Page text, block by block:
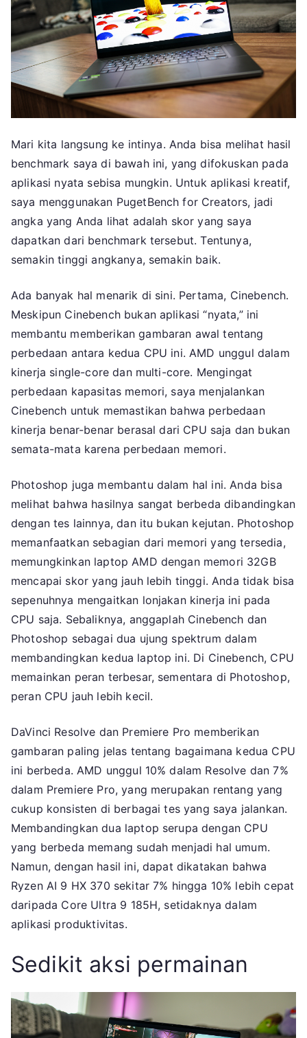
Mari kita langsung ke intinya. Anda bisa melihat hasil
benchmark saya di bawah ini, yang difokuskan pada
aplikasi nyata sebisa mungkin. Untuk aplikasi kreatif,
saya menggunakan PugetBench for Creators, jadi
angka yang Anda lihat adalah skor yang saya
dapatkan dari benchmark tersebut. Tentunya,
semakin tinggi angkanya, semakin baik.
Ada banyak hal menarik di sini. Pertama, Cinebench.
Meskipun Cinebench bukan aplikasi “nyata,” ini
membantu memberikan gambaran awal tentang
perbedaan antara kedua CPU ini. AMD unggul dalam
kinerja single-core dan multi-core. Mengingat
perbedaan kapasitas memori, saya menjalankan
Cinebench untuk memastikan bahwa perbedaan
kinerja benar-benar berasal dari CPU saja dan bukan
semata-mata karena perbedaan memori.
Photoshop juga membantu dalam hal ini. Anda bisa
melihat bahwa hasilnya sangat berbeda dibandingkan
dengan tes lainnya, dan itu bukan kejutan. Photoshop
memanfaatkan sebagian dari memori yang tersedia,
memungkinkan laptop AMD dengan memori 32GB
mencapai skor yang jauh lebih tinggi. Anda tidak bisa
sepenuhnya mengaitkan lonjakan kinerja ini pada
CPU saja. Sebaliknya, anggaplah Cinebench dan
Photoshop sebagai dua ujung spektrum dalam
membandingkan kedua laptop ini. Di Cinebench, CPU
memainkan peran terbesar, sementara di Photoshop,
peran CPU jauh lebih kecil.
DaVinci Resolve dan Premiere Pro memberikan
gambaran paling jelas tentang bagaimana kedua CPU
ini berbeda. AMD unggul 10% dalam Resolve dan 7%
dalam Premiere Pro, yang merupakan rentang yang
cukup konsisten di berbagai tes yang saya jalankan.
Membandingkan dua laptop serupa dengan CPU
yang berbeda memang sudah menjadi hal umum.
Namun, dengan hasil ini, dapat dikatakan bahwa
Ryzen AI 9 HX 370 sekitar 7% hingga 10% lebih cepat
daripada Core Ultra 9 185H, setidaknya dalam
aplikasi produktivitas.
Sedikit aksi permainan